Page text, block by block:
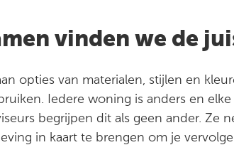
vinden we de
opties van materialen, stijlen en
Iedere woning is anders en
begrijpen dit als geen ander. Ze
in kaart te brengen om je